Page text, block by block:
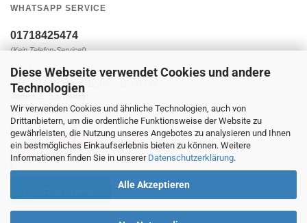
Diese Webseite verwendet Cookies und andere
Technologien
Wir verwenden Cookies und ähnliche Technologien, auch von
Drittanbietern, um die ordentliche Funktionsweise der Website zu
gewährleisten, die Nutzung unseres Angebotes zu analysieren und Ihnen
ein bestmögliches Einkaufserlebnis bieten zu können. Weitere
Informationen finden Sie in unserer Datenschutzerklärung.
Alle Akzeptieren
WHATSAPP SERVICE
01718425474
(Kein Telefon-Service!)
Montag - Freitag:
9:00 – 11:30 Uhr & 12:00 – 15:00 Uhr
Jeden 2. Samstag:
10:00 – 14:00 Uhr
Außer Feiertage und Betriebsferien.
Es werden keine Nachrichten gelesen und
beantwortet.